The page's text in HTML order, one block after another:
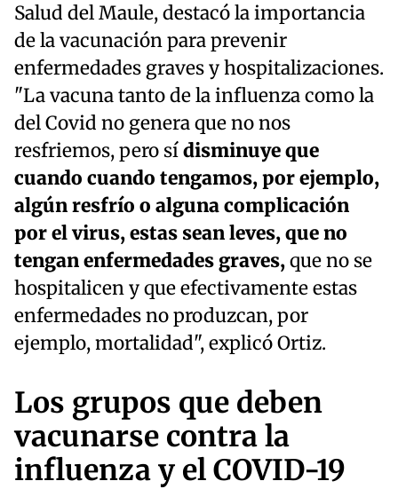
Salud del Maule, destacó la importancia
de la vacunación para prevenir
enfermedades graves y hospitalizaciones.
"La vacuna tanto de la influenza como la
del Covid no genera que no nos
resfriemos, pero sídisminuye que
cuando cuando tengamos, por ejemplo,
algún resfrío o alguna complicación
por el virus, estas sean leves, que no
tengan enfermedades graves,que no se
hospitalicen y que efectivamente estas
enfermedades no produzcan, por
ejemplo, mortalidad", explicó Ortiz.
Los grupos que deben
vacunarse contra la
influenza y el COVID-19